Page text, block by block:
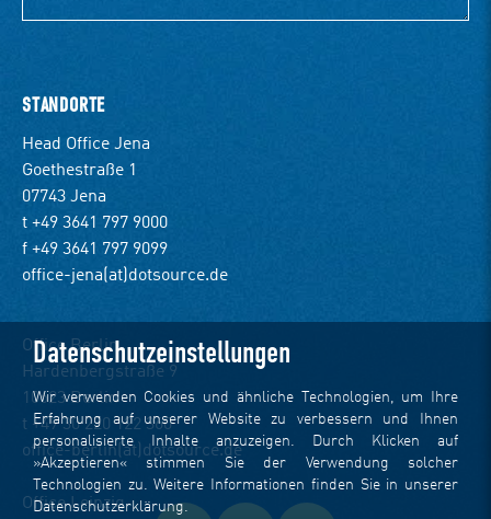
STANDORTE
Head Office Jena
Goethestraße 1
07743 Jena
t +49 3641 797 9000
f +49 3641 797 9099
office-jena(at)dotsource.de
Office Berlin
Hardenbergstraße 9
10623 Berlin
t +49 30 220 122 360
office-berlin(at)dotsource.de
Office Leipzig
Datenschutzeinstellungen
Wir verwenden Cookies und ähnliche Technologien, um Ihre
Erfahrung auf unserer Website zu verbessern und Ihnen
personalisierte Inhalte anzuzeigen. Durch Klicken auf
»Akzeptieren« stimmen Sie der Verwendung solcher
Technologien zu. Weitere Informationen finden Sie in unserer
Datenschutzerklärung.